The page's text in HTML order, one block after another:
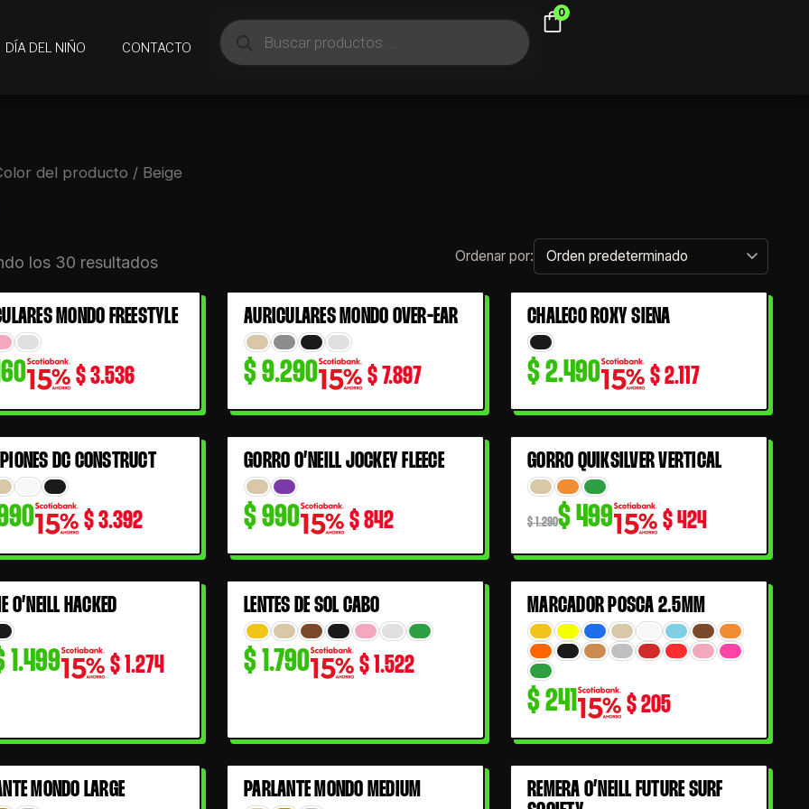
DÍA DEL NIÑO CONTACTO
Búsqueda
de
productos
0
del producto / Beige
los 30 resultados
MONDO FREESTYLE
$3.536
AURICULARES MONDO OVER-EAR
$9.290 $ 7.897
CHALECO ROXY SIENA
$2.490 $2.117
DC CONSTRUCT
$3.392
GORRO O’NEILL JOCKEY FLEECE
$990 $842
61% OFF
GORRO QUIKSILVER VERTICAL
$1.290
El
precio
original
era:
$ 1.290.
$499
El
precio
actual
es:
$ 499.
$424
OFF
O’NEILL HACKED
1.499 $ 1.274
LENTES DE SOL CABO
$ 1.790 $ 1.522
MARCADOR POSCA 2.5MM
$241 $205
MONDO LARGE PARLANTE MONDO MEDIUM
REMERA O’NEILL FUTURE SURF